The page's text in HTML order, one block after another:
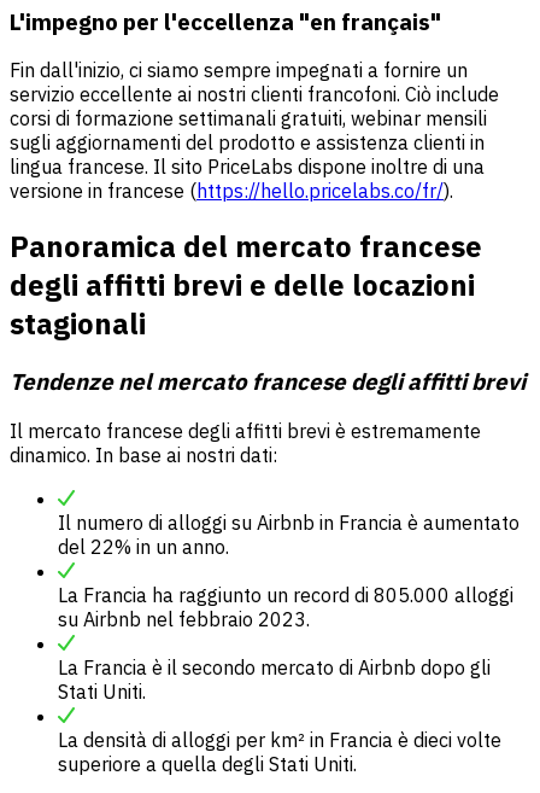
L'impegno per l'eccellenza "en français"
Fin dall'inizio, ci siamo sempre impegnati a fornire un
servizio eccellente ai nostri clienti francofoni. Ciò include
corsi di formazione settimanali gratuiti, webinar mensili
sugli aggiornamenti del prodotto e assistenza clienti in
lingua francese. Il sito PriceLabs dispone inoltre di una
versione in francese (https://hello.pricelabs.co/fr/).
Panoramica del mercato francese
degli affitti brevi e delle locazioni
stagionali
Tendenze nel mercato francese degli affitti brevi
Il mercato francese degli affitti brevi è estremamente
dinamico. In base ai nostri dati:
Il numero di alloggi su Airbnb in Francia è aumentato
del 22% in un anno.
La Francia ha raggiunto un record di 805.000 alloggi
su Airbnb nel febbraio 2023.
La Francia è il secondo mercato di Airbnb dopo gli
Stati Uniti.
La densità di alloggi per km² in Francia è dieci volte
superiore a quella degli Stati Uniti.